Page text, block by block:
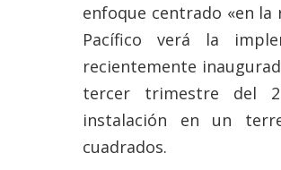
enfoque centrado «en
Pacífico verá la
recientemente
tercer trimestre del
instalación en un
cuadrados.